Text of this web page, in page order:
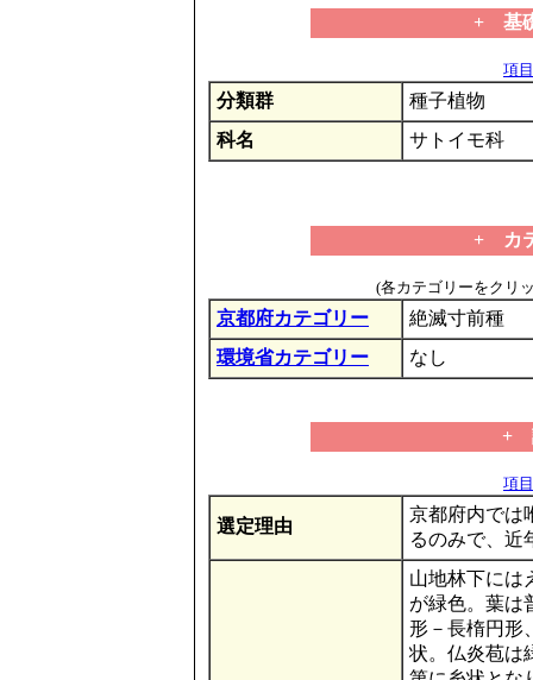
+ 基
項
分類群
種子植物
科名
サトイモ科
+ カ
(各カテゴリーをクリ
京都府カテゴリー
絶滅寸前種
環境省カテゴリー
なし
+
項
選定理由
京都府内では
るのみで、近
山地林下には
が緑色。葉は
形－長楕円形
状。仏炎苞は